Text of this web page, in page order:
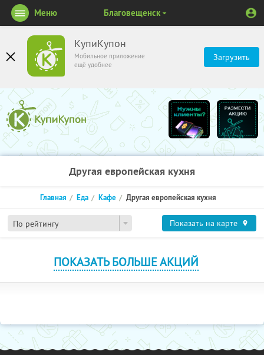
КупиКупон
Мобильное приложение
ещё удобнее
Загрузить
Меню Благовещенск
Другая европейская кухня
По рейтингу
Главная Еда Кафе Другая европейская кухня
Показать на карте
ПОКАЗАТЬ БОЛЬШЕ АКЦИЙ